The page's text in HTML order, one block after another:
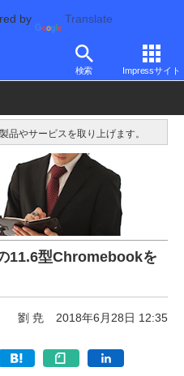
by Translate
検索 Impressサイト
マートフォン モバイルノート
品やサービスを取り上げます。
11.6型Chromebookを
劉 尭 2018年6月28日 12:35